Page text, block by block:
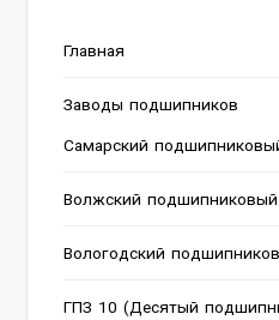
Главная
Заводы подшипников
Cамарский
Волжский
Вологодский
ГПЗ 10 (Десятый